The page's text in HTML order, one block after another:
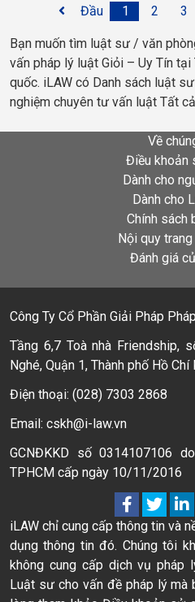
Đầu 1 2 3
Bạn muốn tìm luật sư / văn
vấn pháp lý luật Giỏi – Uy Tín tại
quốc. iLAW có Danh sách luật
nghiệm chuyên tư vấn luật Tất
Về
Điều khoản
Dành cho
Dành cho
Chính sách
Nội quy
Đánh giá
Công Ty Cổ Phần Giải Pháp
Tầng 6,7 Toà nhà Friendship,
Nghé, Quận 1, Thành phố Hồ
Điện thoại: (028) 7303 2868
Email: cskh@i-law.vn
GCNĐKKD số 0314107106
TPHCM cấp ngày 10/11/2016
iLAW chỉ cung cấp thông tin và
dụng thông tin đó. Chúng tôi
không cung cấp dịch vụ pháp
Luật sư cho vấn đề pháp lý mà